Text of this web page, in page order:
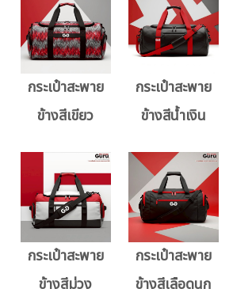
กระเป๋าสะพาย
ข้างสีเขียว
กระเป๋าสะพาย
ข้างสีน้ำเงิน
กระเป๋าสะพาย
ข้างสีม่วง
กระเป๋าสะพาย
ข้างสีเลือดนก